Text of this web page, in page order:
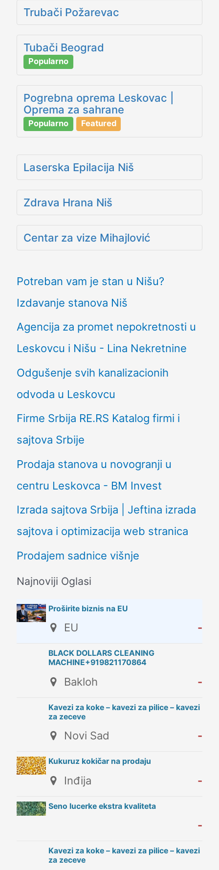
Trubači Požarevac
Tubači Beograd
Popularno
Pogrebna oprema Leskovac |
Oprema za sahrane
Popularno Featured
Laserska Epilacija Niš
Zdrava Hrana Niš
Centar za vize Mihajlović
Potreban vam je stan u Nišu?
Izdavanje stanova Niš
Agencija za promet nepokretnosti u
Leskovcu i Nišu - Lina Nekretnine
Odgušenje svih kanalizacionih
odvoda u Leskovcu
Firme Srbija RE.RS Katalog firmi i
sajtova Srbije
Prodaja stanova u novogranji u
centru Leskovca - BM Invest
Izrada sajtova Srbija | Jeftina izrada
sajtova i optimizacija web stranica
Prodajem sadnice višnje
Najnoviji Oglasi
Proširite biznis na EU
EU -
BLACK DOLLARS CLEANING
MACHINE+919821170864
Bakloh -
Kavezi za koke – kavezi za pilice – kavezi
za zeceve
Novi Sad -
Kukuruz kokičar na prodaju
Inđija -
Seno lucerke ekstra kvaliteta
-
Kavezi za koke – kavezi za pilice – kavezi
za zeceve